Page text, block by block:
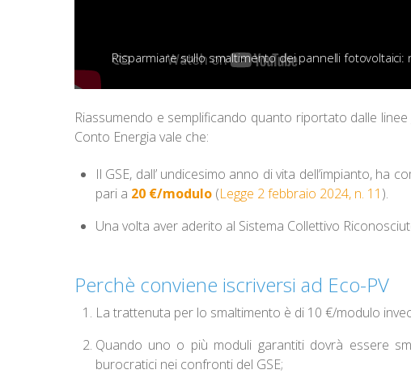
Risparmiare sullo smaltimento dei pannelli fotovoltaici:
Riassumendo e semplificando quanto riportato dalle
Conto Energia vale che:
Il GSE, dall’ undicesimo anno di vita dell’impianto,
pari a 20 €/modulo(Legge 2 febbraio 2024, n. 11 ).
Una volta aver aderito al Sistema Collettivo
Perchè conviene iscriversi ad Eco-PV
La trattenuta per lo smaltimento è di 10 €/modulo
Quando uno o più moduli garantiti dovrà essere
burocratici nei confronti del GSE;